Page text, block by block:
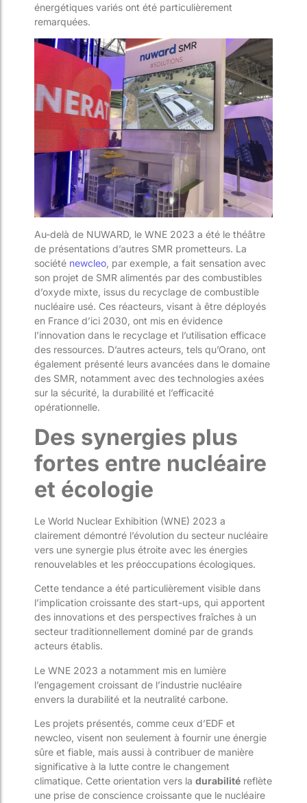
énergétiques variés ont été particulièrement
remarquées.
Au-delà de NUWARD, le WNE 2023 a été le théâtre
de présentations d’autres SMR prometteurs. La
société newcleo, par exemple, a fait sensation avec
son projet de SMR alimentés par des combustibles
d’oxyde mixte, issus du recyclage de combustible
nucléaire usé. Ces réacteurs, visant à être déployés
en France d’ici 2030, ont mis en évidence
l’innovation dans le recyclage et l’utilisation efficace
des ressources. D’autres acteurs, tels qu’Orano, ont
également présenté leurs avancées dans le domaine
des SMR, notamment avec des technologies axées
sur la sécurité, la durabilité et l’efficacité
opérationnelle.
Des synergies plus
fortes entre nucléaire
et écologie
Le World Nuclear Exhibition (WNE) 2023 a
clairement démontré l’évolution du secteur nucléaire
vers une synergie plus étroite avec les énergies
renouvelables et les préoccupations écologiques.
Cette tendance a été particulièrement visible dans
l’implication croissante des start-ups, qui apportent
des innovations et des perspectives fraîches à un
secteur traditionnellement dominé par de grands
acteurs établis.
Le WNE 2023 a notamment mis en lumière
l’engagement croissant de l’industrie nucléaire
envers la durabilité et la neutralité carbone.
Les projets présentés, comme ceux d’EDF et
newcleo, visent non seulement à fournir une énergie
sûre et fiable, mais aussi à contribuer de manière
significative à la lutte contre le changement
climatique. Cette orientation vers la durabilité reflète
une prise de conscience croissante que le nucléaire